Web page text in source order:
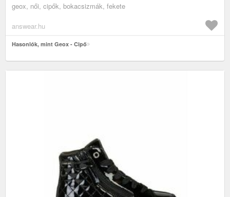
geox, női, cipők, bokacsizmák, fekete
answear.hu
Hasonlók, mint Geox - Cipő